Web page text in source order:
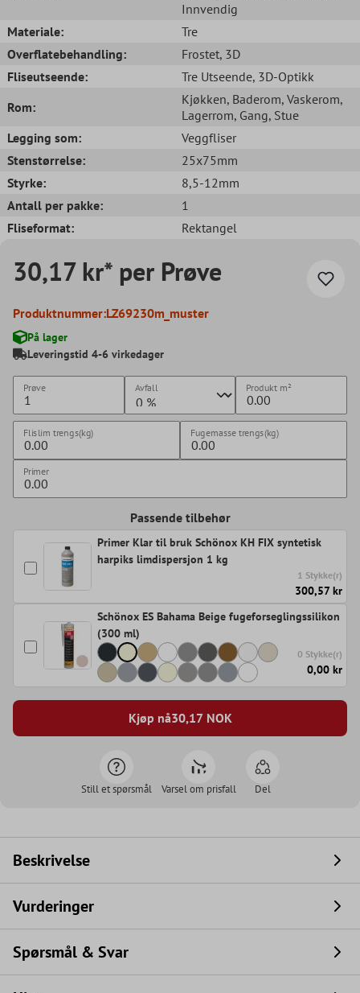
Innvendig
Materiale:
Tre
Overflatebehandling:
Frostet, 3D
Fliseutseende:
Tre Utseende, 3D-Optikk
Rom:
Kjøkken, Baderom, Vaskerom,
Lagerrom, Gang, Stue
Legging som:
Veggfliser
Stenstørrelse:
25x75mm
Styrke:
8,5-12mm
Antall per pakke:
1
Fliseformat:
Rektangel
30,17 kr* per Prøve
Produktnummer:LZ69230m_muster
På lager
Leveringstid 4-6 virkedager
Prøve Avfall Produkt m²
Flislim trengs(kg) Fugemasse trengs(kg)
Primer
Passende tilbehør
Primer Klar til bruk Schönox KH FIX syntetisk
harpiks limdispersjon 1 kg
1 Stykke(r)
300,57 kr
Schönox ES Bahama Beige fugeforseglingssilikon
(300 ml)
0 Stykke(r)
0,00 kr
Kjøp nå30,17 NOK
Still et spørsmål Varsel om prisfall Del
Beskrivelse
Vurderinger
Spørsmål & Svar